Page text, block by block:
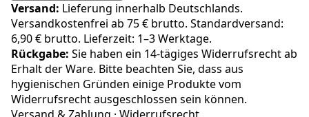
Versand: Lieferung innerhalb Deutschlands.
Versandkostenfrei ab 75 € brutto. Standardversand:
6,90 € brutto. Lieferzeit: 1–3 Werktage.
Rückgabe: Sie haben ein 14-tägiges Widerrufsrecht ab
Erhalt der Ware. Bitte beachten Sie, dass aus
hygienischen Gründen einige Produkte vom
Widerrufsrecht ausgeschlossen sein können.